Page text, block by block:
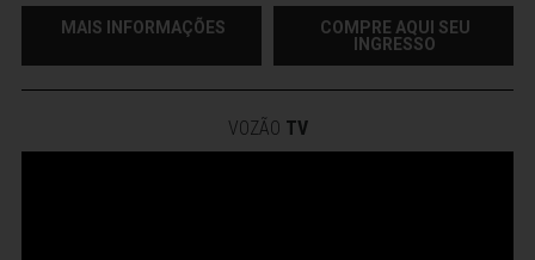
MAIS INFORMAÇÕES
COMPRE AQUI SEU
INGRESSO
VOZÃO TV